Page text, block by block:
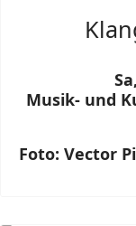
Musik- und
Foto: Vector